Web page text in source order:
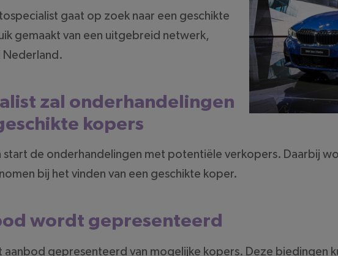
gaat op zoek naar een geschikte
gemaakt van een uitgebreid netwerk,
Nederland.
zal onderhandelingen
kopers
start de onderhandelingen met potentiële verkopers. Daarbij
bij het vinden van een geschikte koper.
wordt gepresenteerd
aanbod gepresenteerd van mogelijke kopers. Deze biedingen